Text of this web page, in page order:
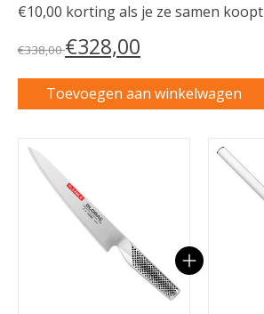
€10,00 korting als je ze samen koopt
€338,00€328,00
Toevoegen aan winkelwagen
Carrousel van gebundelde producten